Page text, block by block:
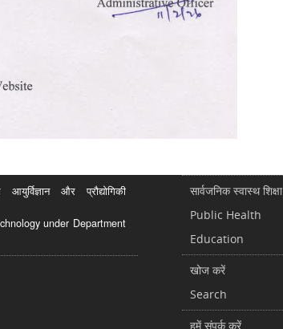
और प्रौद्योगिकी
under Department
सार्वजनिक स्वास्थ शिक्षा
Public Health
Education
खोज करें
Search
हमें संपर्क करें